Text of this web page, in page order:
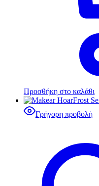
Προσθήκη στο καλάθι
Γρήγορη προβολή